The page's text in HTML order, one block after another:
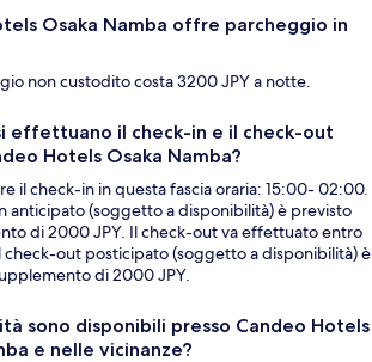
Osaka Namba offre parcheggio in
non custodito costa 3200 JPY a notte.
effettuano il check-in e il check-out
Hotels Osaka Namba?
il check-in in questa fascia oraria: 15:00- 02:00.
anticipato (soggetto a disponibilità) è previsto
di 2000 JPY. Il check-out va effettuato entro
check-out posticipato (soggetto a disponibilità) è
di 2000 JPY.
sono disponibili presso Candeo Hotels
e nelle vicinanze?